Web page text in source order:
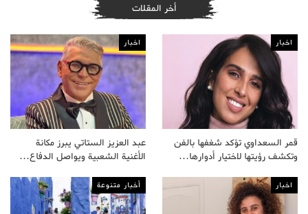
أخر المقلات
اخبار
قمر السعداوي تؤكد شغفها بالفن
وتكشف رؤيتها لاختيار أدوارها…
اخبار
عبد العزيز الستاتي يبرز مكانة
الأغنية الشعبية ويواصل الدفاع…
اخبار أخبار متنوعة